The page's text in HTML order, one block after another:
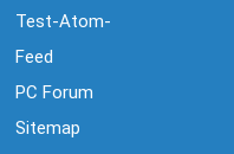
Test-Atom-
Feed
PC Forum
Sitemap